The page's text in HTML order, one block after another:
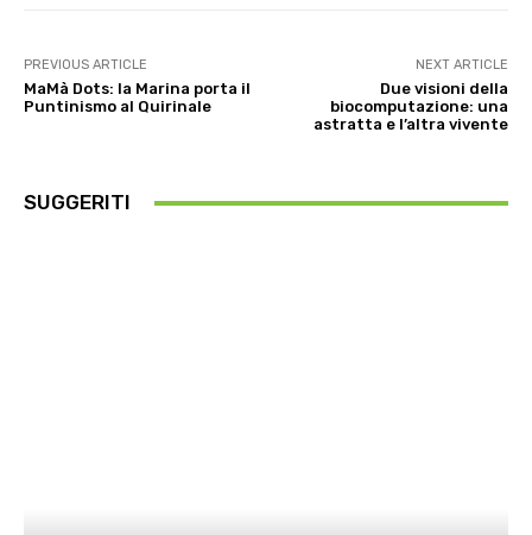
PREVIOUS ARTICLE
MaMà Dots: la Marina porta il
Puntinismo al Quirinale
NEXT ARTICLE
Due visioni della
biocomputazione: una
astratta e l’altra vivente
SUGGERITI